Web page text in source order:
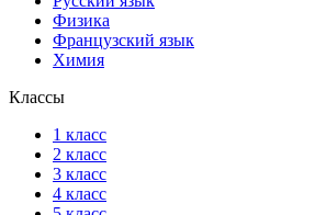
Физика
Французский язык
Химия
Классы
1 класс
2 класс
3 класс
4 класс